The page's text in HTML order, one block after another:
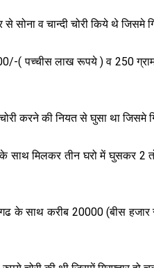
सोना व चान्दी चोरी किये थे जिसमे
( पच्चीस लाख रूपये ) व 250 ग्राम
करने की नियत से घुसा था जिसमे
साथ मिलकर तीन घरो में घुसकर 2
के साथ करीब 20000 (बीस